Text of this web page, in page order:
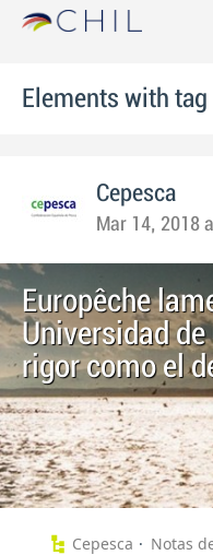
Elements with tag
Cepesca
Mar 14, 2018
Europêche
Universidad
rigor como el
Cepesca Notas